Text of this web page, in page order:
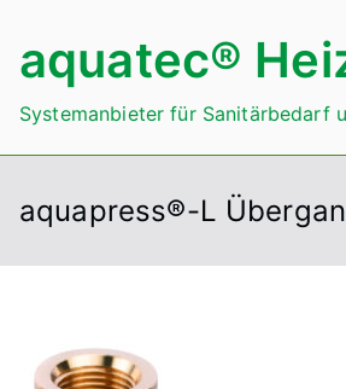
Inhalt
springen
aquatec®
Systemanbieter für Sanitärbedarf
aquapress®-L